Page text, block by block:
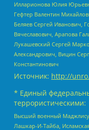
Илларионова Юлия
Гефтер Валентин
Беляев Сергей Иванович,
Вячеславович, Арапова
Лукашевский Сергей
Александрович, Вицин
Константинович
Источник: http://
* Единый
террористическими:
Высший военный
Лашкар-И-Тайба,